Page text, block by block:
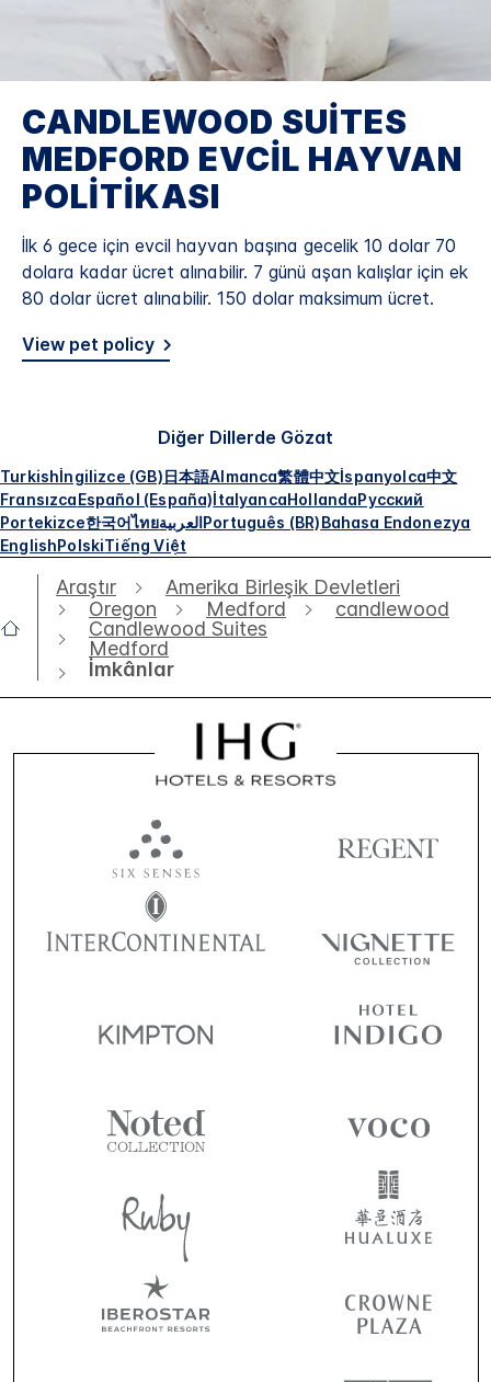
CANDLEWOOD SUITES
MEDFORD EVCIL HAYVAN
POLITIKASI
İlk 6 gece için evcil hayvan başına gecelik 10 dolar 70
dolara kadar ücret alınabilir. 7 günü aşan kalışlar için ek
80 dolar ücret alınabilir. 150 dolar maksimum ücret.
View pet policy
Diğer Dillerde Gözat
Turkishİngilizce (GB)日本語Almanca繁體中文İspanyolca中文
FransızcaEspañol (España)İtalyancaHollandaРусский
Portekizce한국어ไทยالعربيةPortuguês (BR)Bahasa Endonezya
EnglishPolskiTiếng Việt
Araştır
Amerika Birleşik Devletleri
Oregon
Medford
candlewood
Candlewood Suites
Medford
İmkânlar